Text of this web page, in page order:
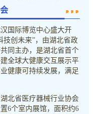
国际博览中心盛大开
技创未来”，由湖北省政
同主办，是湖北省首个
全球大健康交互展示平
健康可持续发展，满足
北省医疗器械行业协会
6个室内展馆，面积约6